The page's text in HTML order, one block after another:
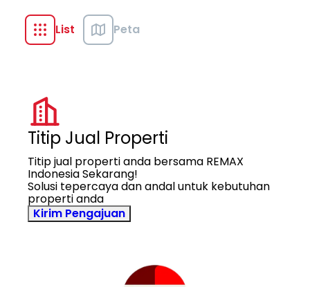
List Peta
Titip Jual Properti
Titip jual properti anda bersama REMAX
Indonesia Sekarang!
Solusi tepercaya dan andal untuk kebutuhan
properti anda
Kirim Pengajuan